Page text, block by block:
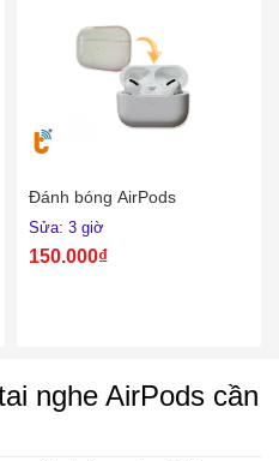
Đánh bóng AirPods
Sửa: 3 giờ
150.000₫
nghe AirPods cần